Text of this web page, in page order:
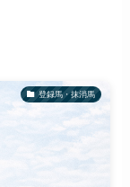
登録馬・抹消馬